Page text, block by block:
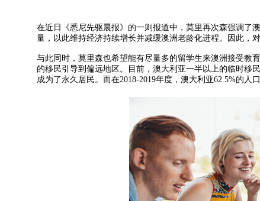
在近日《悉尼先驱晨报》的一则报道中，莫里再次森强调了
量，以此维持经济持续增长并减缓澳洲老龄化进程。因此，
与此同时，莫里森也希望能有尽量多的留学生来澳洲接受教
的移民引导到偏远地区。目前，澳大利亚一半以上的临时移
成为了永久居民。而在2018-2019年度，澳大利亚62.5%的人